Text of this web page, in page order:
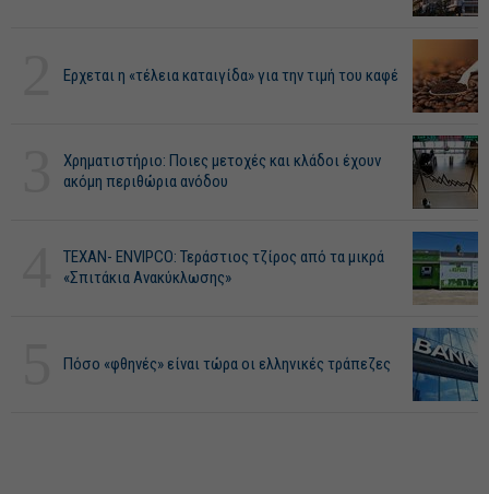
Ερχεται η «τέλεια καταιγίδα» για την τιμή του καφέ
Χρηματιστήριο: Ποιες μετοχές και κλάδοι έχουν
ακόμη περιθώρια ανόδου
ΤΕΧΑΝ- ENVIPCO: Τεράστιος τζίρος από τα μικρά
«Σπιτάκια Ανακύκλωσης»
Πόσο «φθηνές» είναι τώρα οι ελληνικές τράπεζες